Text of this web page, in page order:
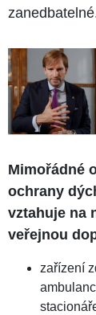
Mimořádné
ochrany
vztahuje na
veřejnou
zařízení